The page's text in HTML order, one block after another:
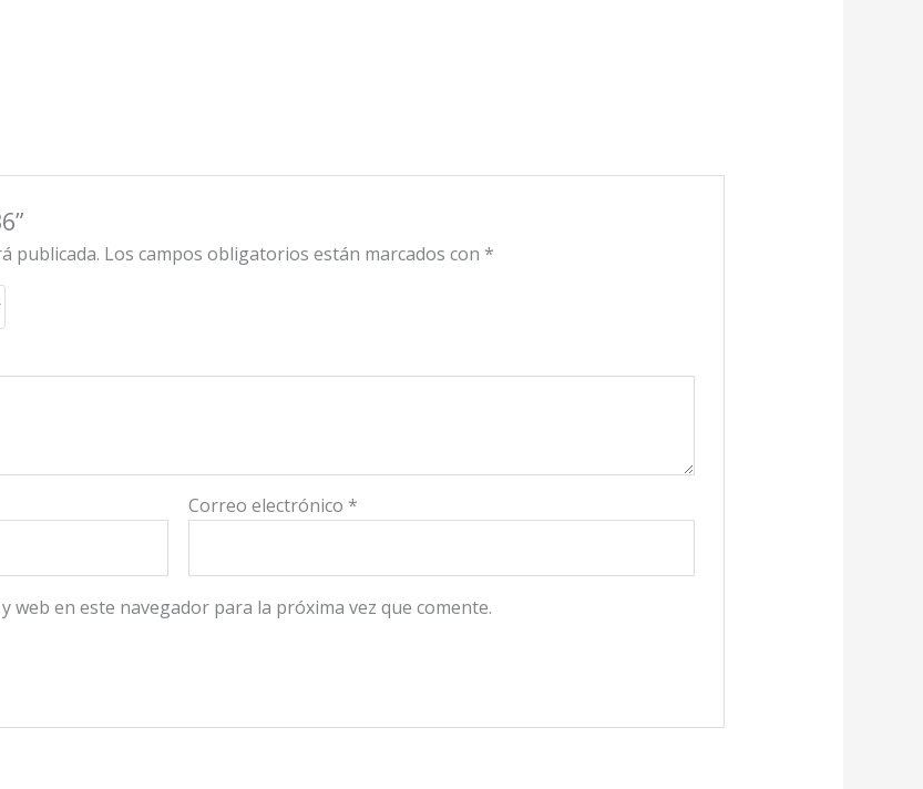
publicada. Los campos obligatorios están marcados con *
Correo electrónico *
web en este navegador para la próxima vez que comente.